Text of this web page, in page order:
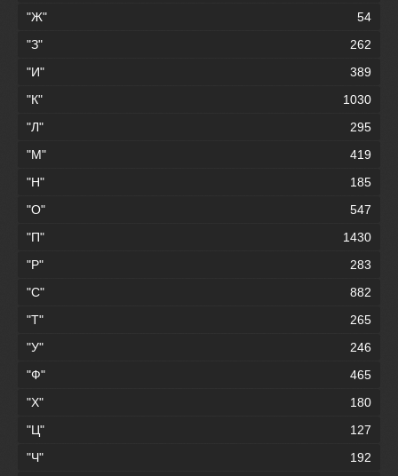
"Ж"
54
"З"
262
"И"
389
"К"
1030
"Л"
295
"М"
419
"Н"
185
"О"
547
"П"
1430
"Р"
283
"С"
882
"Т"
265
"У"
246
"Ф"
465
"Х"
180
"Ц"
127
"Ч"
192